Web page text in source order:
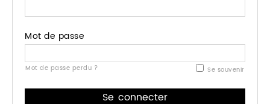
Mot de passe
Mot de passe perdu ? Se souvenir